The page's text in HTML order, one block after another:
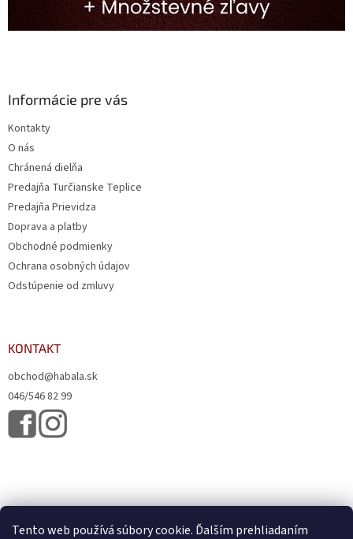
Tento web používá súbory cookie. Ďalším prehliadaním
Informácie pre vás
Kontakty
O nás
Chránená dielňa
Predajňa Turčianske Teplice
Predajňa Prievidza
Doprava a platby
Obchodné podmienky
Ochrana osobných údajov
Odstúpenie od zmluvy
KONTAKT
obchod@habala.sk
046/546 82 99